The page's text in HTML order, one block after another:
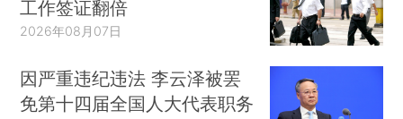
工作签证翻倍
2026年08月07日
因严重违纪违法 李云泽被罢
免第十四届全国人大代表职务